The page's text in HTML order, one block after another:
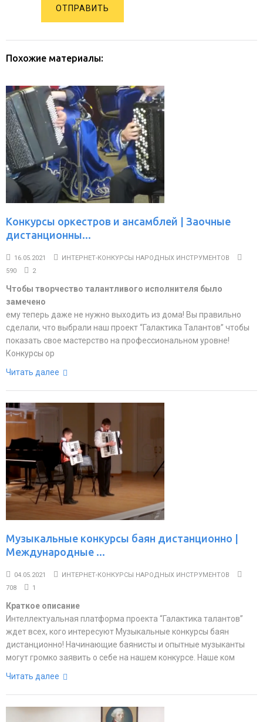
ОТПРАВИТЬ
Похожие материалы:
Конкурсы оркестров и ансамблей | Заочные
дистанционны...
16.05.2021
ИНТЕРНЕТ-КОНКУРСЫ НАРОДНЫХ ИНСТРУМЕНТОВ
590
2
Чтобы творчество талантливого исполнителя было
замечено
ему теперь даже не нужно выходить из дома! Вы правильно
сделали, что выбрали наш проект “Галактика Талантов” чтобы
показать свое мастерство на профессиональном уровне!
Конкурсы ор
Читать далее
Музыкальные конкурсы баян дистанционно |
Международные ...
04.05.2021
ИНТЕРНЕТ-КОНКУРСЫ НАРОДНЫХ ИНСТРУМЕНТОВ
708
1
Краткое описание
Интеллектуальная платформа проекта “Галактика талантов”
ждет всех, кого интересуют Музыкальные конкурсы баян
дистанционно! Начинающие баянисты и опытные музыканты
могут громко заявить о себе на нашем конкурсе. Наше ком
Читать далее